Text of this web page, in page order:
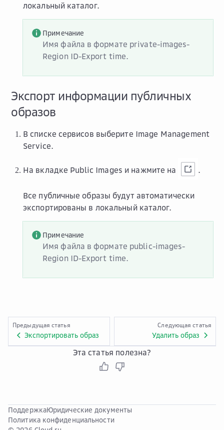
локальный каталог.
Примечание
Имя файла в формате private-images-
Region ID-Export time.
Экспорт информации публичных
образов
В списке сервисов выберите Image Management
Service.
На вкладке Public Images и нажмите на .
Все публичные образы будут автоматически
экспортированы в локальный каталог.
Примечание
Имя файла в формате public-images-
Region ID-Export time.
Предыдущая статья
Экспортировать образ
Следующая статья
Удалить образ
Эта статья полезна?
ПоддержкаЮридические документы
Политика конфиденциальности